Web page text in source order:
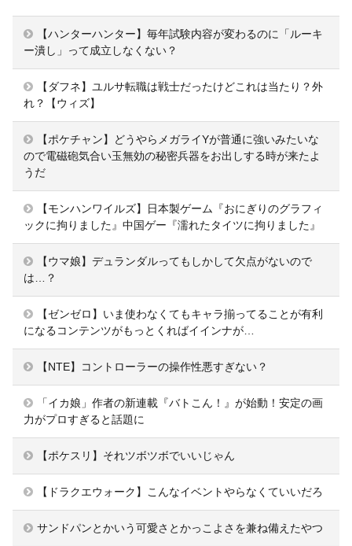
【ハンターハンター】毎年試験内容が変わるのに「ルーキ
ー潰し」って成立しなくない？
【ダフネ】ユルサ転職は戦士だったけどこれは当たり？外
れ？【ウィズ】
【ポケチャン】どうやらメガライYが普通に強いみたいな
ので電磁砲気合い玉無効の秘密兵器をお出しする時が来たよ
うだ
【モンハンワイルズ】日本製ゲーム『おにぎりのグラフィ
ックに拘りました』中国ゲー『濡れたタイツに拘りました』
【ウマ娘】デュランダルってもしかして欠点がないので
は…？
【ゼンゼロ】いま使わなくてもキャラ揃ってることが有利
になるコンテンツがもっとくればイインナが…
【NTE】コントローラーの操作性悪すぎない？
「イカ娘」作者の新連載『バトこん！』が始動！安定の画
力がプロすぎると話題に
【ポケスリ】それツボツボでいいじゃん
【ドラクエウォーク】こんなイベントやらなくていいだろ
サンドパンとかいう可愛さとかっこよさを兼ね備えたやつ